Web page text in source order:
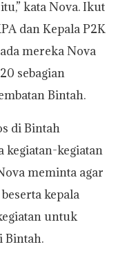
kata Nova. Ikut
dan Kepala P2K
mereka Nova
sebagian
Bintah.
di Bintah
kegiatan-kegiatan
meminta agar
kepala
untuk
Bintah.